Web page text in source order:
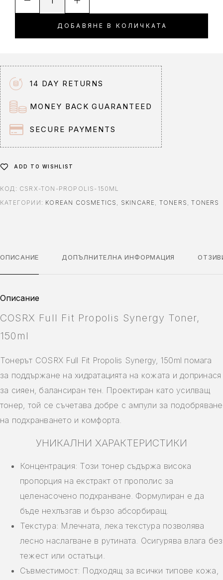
ДОБАВЯНЕ В КОЛИЧКАТА
a
t
i
v
e
:
14 DAY RETURNS
MONEY BACK GUARANTEED
SECURE PAYMENTS
ADD TO WISHLIST
КОД: CSRX-TON-PROPOLIS-150ML
КАТЕГОРИИ: KOREAN COSMETICS , SKINCARE, TONERS ,TONERS
ОПИСАНИЕ ДОПЪЛНИТЕЛНА ИНФОРМАЦИЯ
Описание
COSRX Full Fit Propolis Synergy Toner,
150ml
Тонерът COSRX Full Fit Propolis Synergy, 150ml помага
за поддържане на хидратацията на кожата и допринася
за сияен, балансиран тен. Проектиран като усилващ
тонер, той се съчетава добре с ампули за подобряване
на подхранването и комфорта.
УНИКАЛНИ ХАРАКТЕРИСТИКИ
Концентрация: Този тонер съдържа висока
пропорция на екстракт от прополис за
целенасочено подхранване. Формулиран е да
бъде нехлъзгав и бързо абсорбиращ.
Текстура: Млечната, лека текстура позволява
лесно наслагване в рутината. Осигурява влага без
тежест или остатъци.
Съвместимост: Подходящ за всички типове кожа,